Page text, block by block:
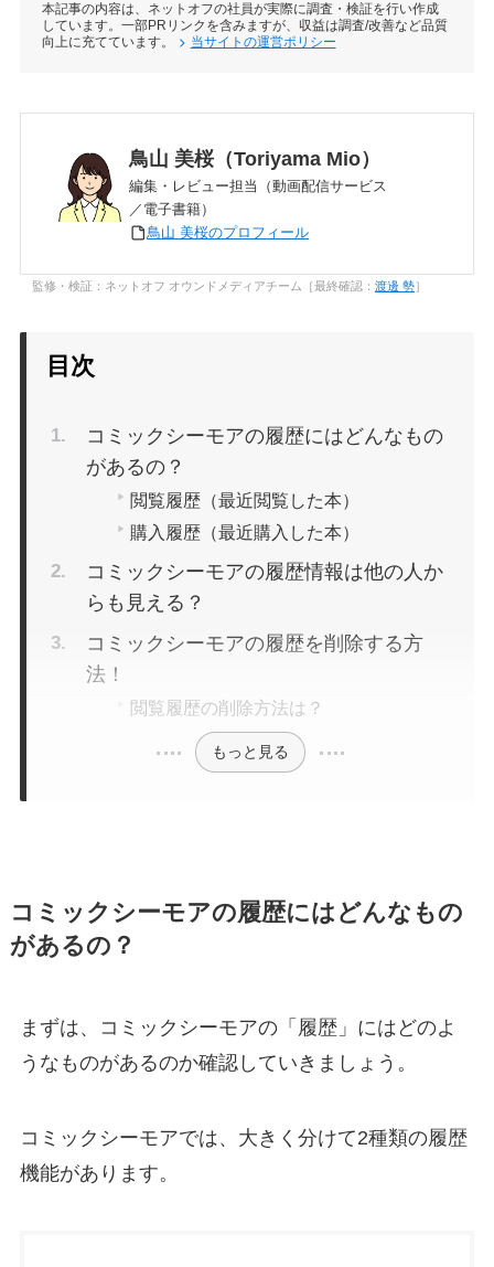
本記事の内容は、ネットオフの社員が実際に調査・検証を行い作成
しています。一部PRリンクを含みますが、収益は調査/改善など品質
向上に充てています。
当サイトの運営ポリシー
鳥山 美桜（Toriyama Mio）
編集・レビュー担当（動画配信サービス
／電子書籍）
鳥山 美桜のプロフィール
監修・検証：ネットオフ オウンドメディアチーム［最終確認： 渡邊 勢］
目次
コミックシーモアの履歴にはどんなもの
があるの？
閲覧履歴（最近閲覧した本）
購入履歴（最近購入した本）
コミックシーモアの履歴情報は他の人か
らも見える？
コミックシーモアの履歴を削除する方
法！
閲覧履歴の削除方法は？
もっと見る
コミックシーモアの履歴にはどんなもの
があるの？
まずは、コミックシーモアの「履歴」にはどのよ
うなものがあるのか確認していきましょう。
コミックシーモアでは、大きく分けて2種類の履歴
機能があります。